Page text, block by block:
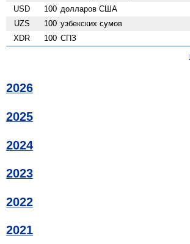
USD 100 долларов США
UZS 100 узбекских сумов
XDR 100 СПЗ
2026
2025
2024
2023
2022
2021